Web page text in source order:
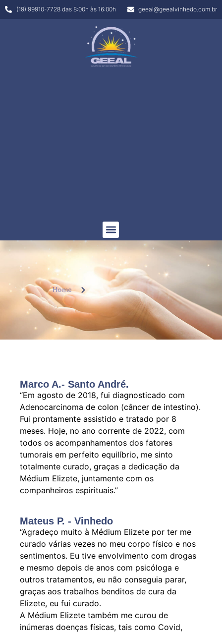
(19) 99910-7728 das 8:00h às 16:00h geeal@geealvinhedo.com.br
Home
Marco A.- Santo André.
“Em agosto de 2018, fui diagnosticado com
Adenocarcinoma de colon (câncer de intestino).
Fui prontamente assistido e tratado por 8
meses. Hoje, no ano corrente de 2022, com
todos os acompanhamentos dos fatores
tumorais em perfeito equilíbrio, me sinto
totalmente curado, graças a dedicação da
Médium Elizete, juntamente com os
companheiros espirituais.”
Mateus P. - Vinhedo
“Agradeço muito à Médium Elizete por ter me
curado várias vezes no meu corpo físico e nos
sentimentos. Eu tive envolvimento com drogas
e mesmo depois de anos com psicóloga e
outros tratamentos, eu não conseguia parar,
graças aos trabalhos benditos de cura da
Elizete, eu fui curado.
A Médium Elizete também me curou de
inúmeras doenças físicas, tais como Covid,